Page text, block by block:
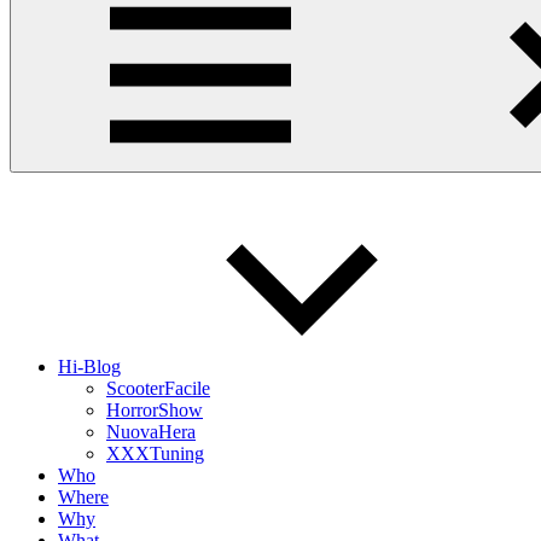
Hi-Blog
ScooterFacile
HorrorShow
NuovaHera
XXXTuning
Who
Where
Why